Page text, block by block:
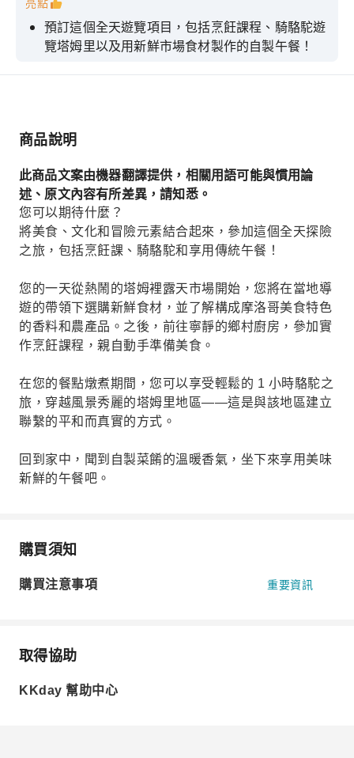
亮點
預訂這個全天遊覽項目，包括烹飪課程、騎駱駝遊
覽塔姆里以及用新鮮市場食材製作的自製午餐！
商品說明
此商品文案由機器翻譯提供，相關用語可能與慣用論
述、原文內容有所差異，請知悉。
您可以期待什麼？
將美食、文化和冒險元素結合起來，參加這個全天探險
之旅，包括烹飪課、騎駱駝和享用傳統午餐！
您的一天從熱鬧的塔姆裡露天市場開始，您將在當地導
遊的帶領下選購新鮮食材，並了解構成摩洛哥美食特色
的香料和農產品。之後，前往寧靜的鄉村廚房，參加實
作烹飪課程，親自動手準備美食。
在您的餐點燉煮期間，您可以享受輕鬆的 1 小時駱駝之
旅，穿越風景秀麗的塔姆里地區——這是與該地區建立
聯繫的平和而真實的方式。
回到家中，聞到自製菜餚的溫暖香氣，坐下來享用美味
新鮮的午餐吧。
購買須知
購買注意事項 重要資訊
取得協助
KKday 幫助中心